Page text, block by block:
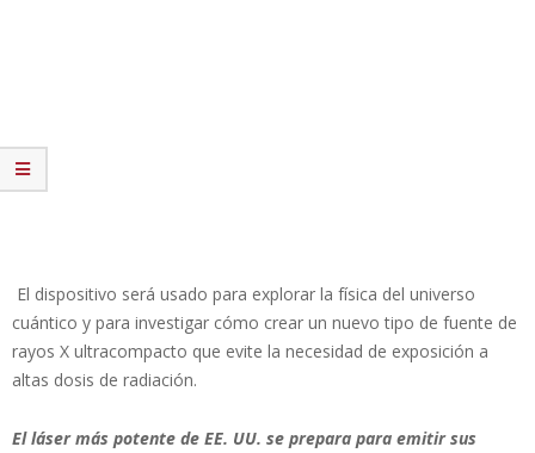
El dispositivo será usado para explorar la física del universo
cuántico y para investigar cómo crear un nuevo tipo de fuente de
rayos X ultracompacto que evite la necesidad de exposición a
altas dosis de radiación.
El láser más potente de EE. UU. se prepara para emitir sus